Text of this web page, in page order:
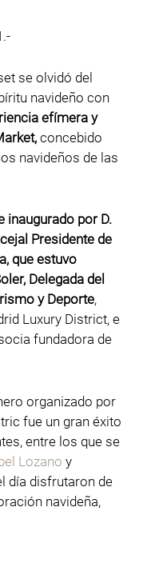
se olvidó del
navideño con
efímera y
concebido
navideños de las
inaugurado por D.
Presidente de
que estuvo
Delegada del
y Deporte,
Luxury District, e
fundadora de
organizado por
fue un gran éxito
entre los que se
Lozano y
día disfrutaron de
navideña,